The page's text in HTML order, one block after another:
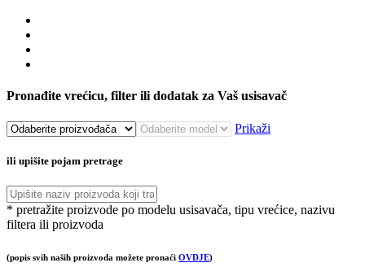
Pronađite vrećicu, filter ili dodatak za Vaš usisavač
Prikaži
ili upišite pojam pretrage
* pretražite proizvode po modelu usisavača, tipu vrećice, nazivu
filtera ili proizvoda
(popis svih naših proizvoda možete pronaći OVDJE)